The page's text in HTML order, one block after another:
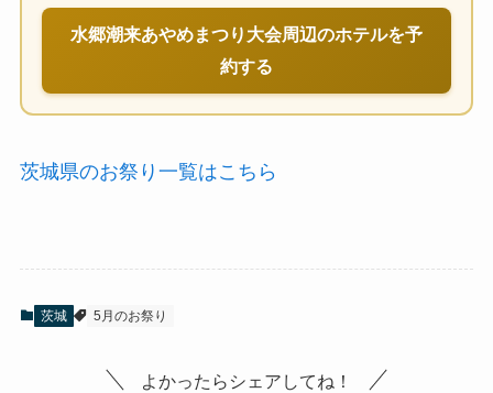
水郷潮来あやめまつり大会周辺のホテルを予
約する
茨城県のお祭り一覧はこちら
茨城 5月のお祭り
よかったらシェアしてね！